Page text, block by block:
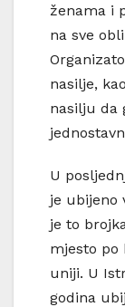
ženama i
na sve
nasilje,
nasilju da
U
je ubijeno
je to
mjesto po
uniji. U
godina